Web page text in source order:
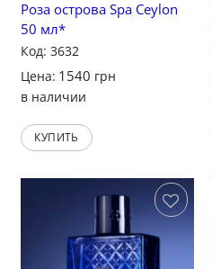
Роза острова Spa Ceylon
50 мл*
Код: 3632
Цена: 1540 грн
в наличии
КУПИТЬ
Сохранить